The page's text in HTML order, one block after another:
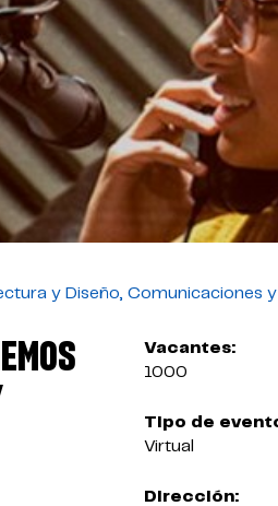
y Diseño, Comunicaciones
Vacantes:
1000
Tipo de
Virtual
Dirección: